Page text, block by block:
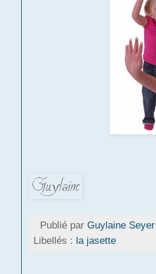
Publié par Guylaine Seyer
Libellés : la jasette